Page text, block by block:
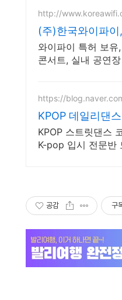
http://
(주)한국와이파이
업체 설계및구축
와이파이 특허 보유
콘서트, 실내 공연
고 전문화된 서비스
하는 기업
https://
KPOP 데일리댄
스트릿댄스 코레
전문반
KPOP 스트릿댄스
K-pop 입시 전문반
공감 구